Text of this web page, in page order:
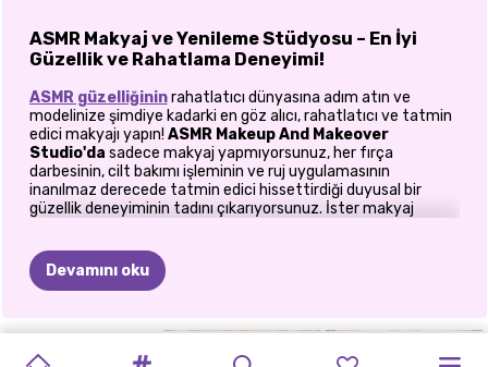
ASMR Makyaj ve Yenileme Stüdyosu – En İyi
Güzellik ve Rahatlama Deneyimi!
ASMR güzelliğininrahatlatıcı dünyasına adım atın ve
modelinize şimdiye kadarki en göz alıcı, rahatlatıcı ve tatmin
edici makyajı yapın! ASMR Makeup And Makeover
Studio'da sadece makyaj yapmıyorsunuz, her fırça
darbesinin, cilt bakımı işleminin ve ruj uygulamasının
inanılmaz derecede tatmin edici hissettirdiği duyusal bir
güzellik deneyiminin tadını çıkarıyorsunuz. İster makyaj
Adım 1: Cilt Bakımı Mutluluğu – Tazelenin ve
büyüsünün tadını çıkarırken şunları yapın:
Devamını oku
MONSTERELLA
AŞIRI
PRENSESLER KRALIÇE'NIN TAZE